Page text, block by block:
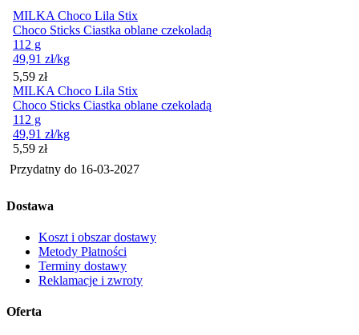
MILKA Choco Lila Stix
Choco Sticks Ciastka oblane czekoladą
112 g
49,91 zł/kg
Cena
5,59 zł
MILKA Choco Lila Stix
Choco Sticks Ciastka oblane czekoladą
112 g
49,91 zł/kg
Cena
5,59 zł
Przydatny do 16-03-2027
Dostawa
Koszt i obszar dostawy
Metody Płatności
Terminy dostawy
Reklamacje i zwroty
Oferta